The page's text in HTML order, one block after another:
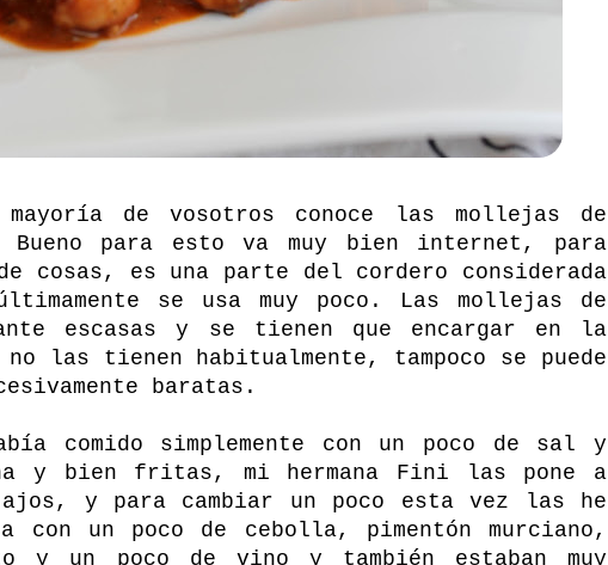
de vosotros conoce las mollejas de
para esto va muy bien internet, para
cosas, es una parte del cordero considerada
se usa muy poco. Las mollejas de
escasas y se tienen que encargar en la
las tienen habitualmente, tampoco se puede
baratas.
comido simplemente con un poco de sal y
y bien fritas, mi hermana Fini las pone a
y para cambiar un poco esta vez las he
con un poco de cebolla, pimentón murciano,
y un poco de vino y también estaban muy